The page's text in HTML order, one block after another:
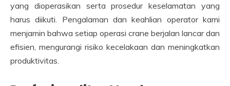
yang dioperasikan serta prosedur keselamatan yang
harus diikuti. Pengalaman dan keahlian operator kami
menjamin bahwa setiap operasi crane berjalan lancar dan
efisien, mengurangi risiko kecelakaan dan meningkatkan
produktivitas.